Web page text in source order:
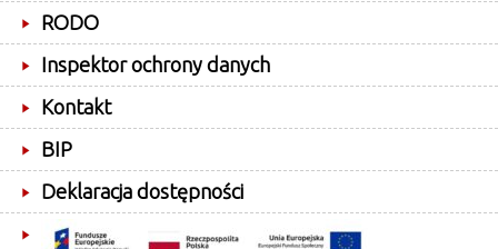
RODO
Inspektor ochrony danych
Kontakt
BIP
Deklaracja dostępności